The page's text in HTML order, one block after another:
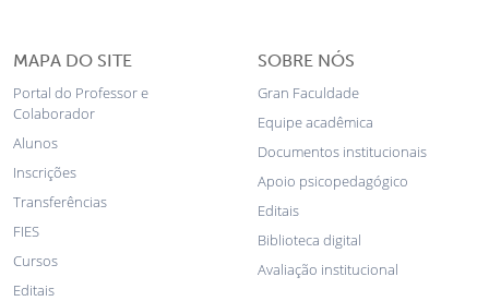
MAPA DO SITE
Portal do Professor e
Colaborador
Alunos
Inscrições
Transferências
FIES
Cursos
Editais
SOBRE NÓS
Gran Faculdade
Equipe acadêmica
Documentos institucionais
Apoio psicopedagógico
Editais
Biblioteca digital
Avaliação institucional